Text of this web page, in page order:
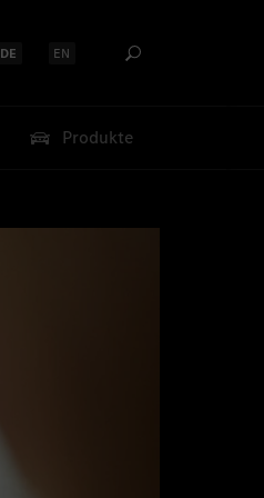
Sprache auswählen:
DE Sprache auswählen:
EN
Produkte